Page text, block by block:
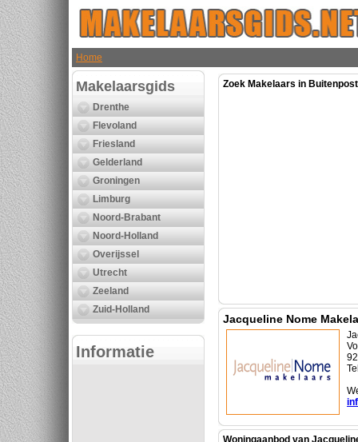
Home
Makelaarsgids
Drenthe
Flevoland
Friesland
Gelderland
Groningen
Limburg
Noord-Brabant
Noord-Holland
Overijssel
Utrecht
Zeeland
Zuid-Holland
Informatie
Zoek Makelaars in
Jacqueline Nome
Woningaanbod van